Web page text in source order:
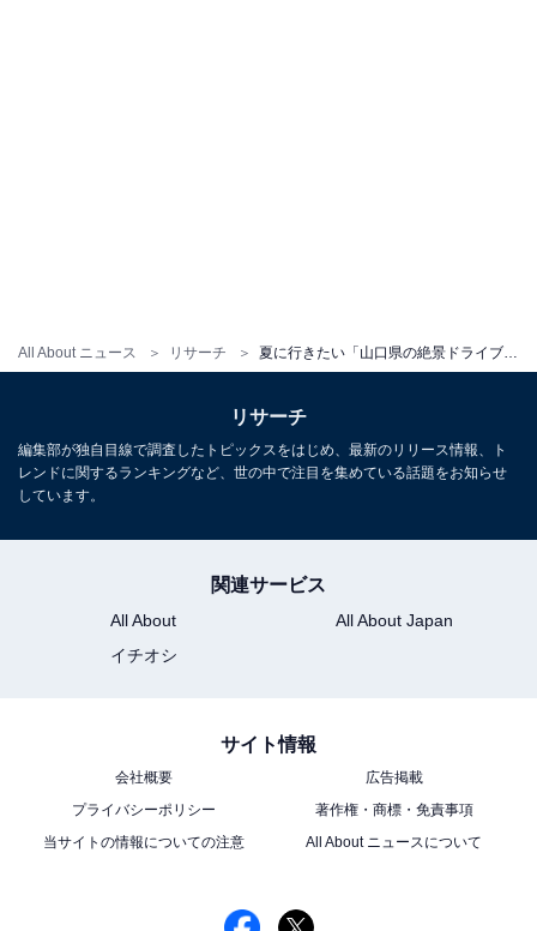
All About ニュース リサーチ
リサーチ
編集部が独自目線で調査したトピックスをはじめ、最新のリリース情報、ト
レンドに関するランキングなど、世の中で注目を集めている話題をお知らせ
しています。
関連サービス
All About
All About Japan
イチオシ
サイト情報
会社概要
広告掲載
プライバシーポリシー
著作権・商標・免責事項
当サイトの情報についての注意
All About ニュースについて